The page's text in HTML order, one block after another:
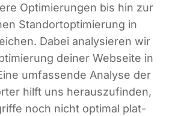
Opti­mie­run­gen bis hin zur
Stand­ort­op­ti­mie­rung in
Dabei ana­ly­sie­ren wir
dei­ner Web­sei­te in
umfas­sen­de Ana­ly­se der
hilft uns her­aus­zu­fin­den,
noch nicht opti­mal plat­